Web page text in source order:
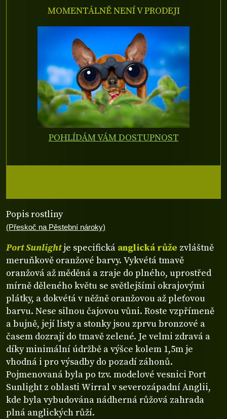
Popis rostliny
(Přeskoč na Pěstební nároky)
Port Sunlightje specifická anglická růže zvláštně
meruňkově oranžové barvy. Vykvétá tmavě
oranžová až měděná a zraje do plného, uprostřed
mírně děleného květu se světlejšími okrajovými
plátky, a dokvétá v něžně oranžovou až pleťovou
barvu. Nese silnou čajovou vůni. Roste vzpřímeně
a bujně, její listy a stonky jsou zprvu bronzové a
časem dozrají do tmavě zelené. Je velmi zdravá a
díky minimální údržbě a výšce kolem 1,5m je
vhodná i pro výsadby do pozadí záhonů.
Pojmenovaná byla po tzv. modelové vesnici Port
Sunlight z oblasti Wirral v severozápadní Anglii,
kde byla vybudována nádherná růžová zahrada
plná anglických růží.
MOMENTÁLNĚ NENÍ V PRODEJI
POHLÍDÁM VÁM DOSTUPNOST